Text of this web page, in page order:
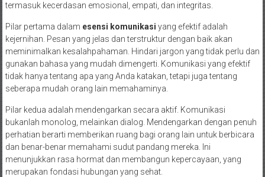
termasuk kecerdasan emosional, empati, dan integritas.
Pilar pertama dalam esensi komunikasi yang efektif adalah
kejernihan. Pesan yang jelas dan terstruktur dengan baik akan
meminimalkan kesalahpahaman. Hindari jargon yang tidak perlu dan
gunakan bahasa yang mudah dimengerti. Komunikasi yang efektif
tidak hanya tentang apa yang Anda katakan, tetapi juga tentang
seberapa mudah orang lain memahaminya.
Pilar kedua adalah mendengarkan secara aktif. Komunikasi
bukanlah monolog, melainkan dialog. Mendengarkan dengan penuh
perhatian berarti memberikan ruang bagi orang lain untuk berbicara
dan benar-benar memahami sudut pandang mereka. Ini
menunjukkan rasa hormat dan membangun kepercayaan, yang
merupakan fondasi hubungan yang sehat.